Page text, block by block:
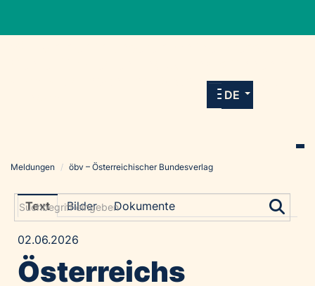
allen Meldungen und Downloads unserer
DE
Grayling Agentur
Alawyer
Amadeus Austrian Music Awards
Meldungen / öbv – Österreichischer Bundesverlag
Text Bilder Dokumente
02.06.2026
Österreichs